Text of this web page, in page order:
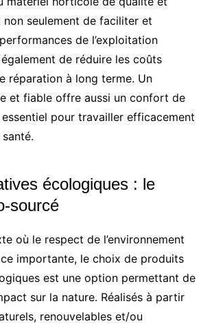
seulement de faciliter et
de l’exploitation
de réduire les coûts
réparation à long terme. Un
et fiable offre aussi un confort de
pour travailler efficacement
écologiques : le
sourcé
où le respect de l’environnement
importante, le choix de produits
est une option permettant de
sur la nature. Réalisés à partir
renouvelables et/ou